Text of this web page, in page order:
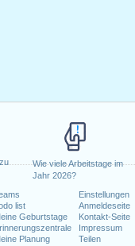
Wie viele Arbeitstage im
Jahr 2026?
list
Geburtstage
Planung
Einstellungen
Anmeldeseite
Kontakt-Seite
Impressum
Teilen